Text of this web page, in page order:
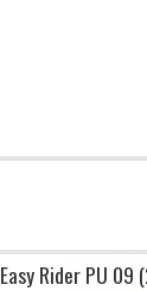
Easy Rider PU 09